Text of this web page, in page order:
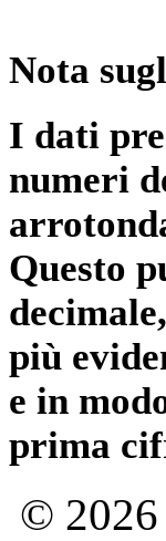
Nota
I dati
numeri
Questo
più
e in
prima
©